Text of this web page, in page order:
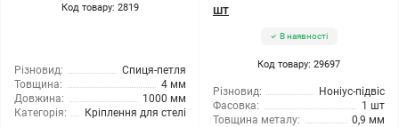
Код товару: 2819
Різновид:
Спиця-петля
Товщина:
4 мм
Довжина:
1000 мм
Категорія:
Кріплення для стелі
шт
В наявності
Код товару: 29697
Різновид:
Ноніус-підвіс
Фасовка:
1 шт
Товщина металу:
0,9 мм